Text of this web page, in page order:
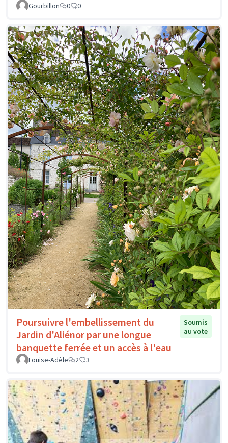
Gourbillon
0 0
Poursuivre l'embellissement du
Jardin d'Aliénor par une longue
banquette ferrée et un accès à l'eau
Soumis
au vote
Louise-Adèle 2 3